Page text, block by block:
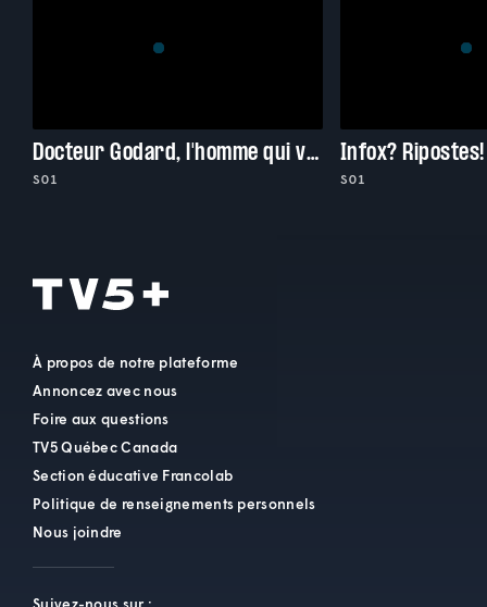
Docteur Godard, l'homme qui voulait tout quitter
S01
Infox? Ripostes!
S01
À propos de notre plateforme
Annoncez avec nous
Foire aux questions
TV5 Québec Canada
Section éducative Francolab
Politique de renseignements personnels
Nous joindre